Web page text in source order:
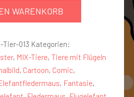
WARENKORB
Tier-013 Kategorien:
, MIX-Tiere, Tiere mit Flügeln
, Cartoon, Comic,
, Fantasie,